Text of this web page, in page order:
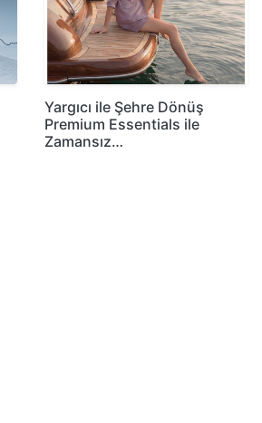
Yargıcı ile Şehre Dönüş
Premium Essentials ile
Zamansız…